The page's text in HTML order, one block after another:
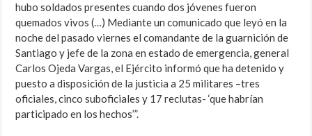
hubo soldados presentes cuando dos jóvenes fueron
quemados vivos (…) Mediante un comunicado que leyó en la
noche del pasado viernes el comandante de la guarnición de
Santiago y jefe de la zona en estado de emergencia, general
Carlos Ojeda Vargas, el Ejército informó que ha detenido y
puesto a disposición de la justicia a 25 militares –tres
oficiales, cinco suboficiales y 17 reclutas- ‘que habrían
participado en los hechos’”.